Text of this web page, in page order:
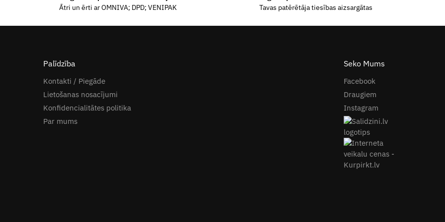
Ātri un ērti ar OMNIVA; DPD; VENIPAK Tavas patērētāja tiesības aizsargātas
Palīdzība
Kontakti / Piegāde
Lietošanas nosacījumi
Konfidencialitātes politika
Par mums
Seko Mums
Facebook
Draugiem
Instagram